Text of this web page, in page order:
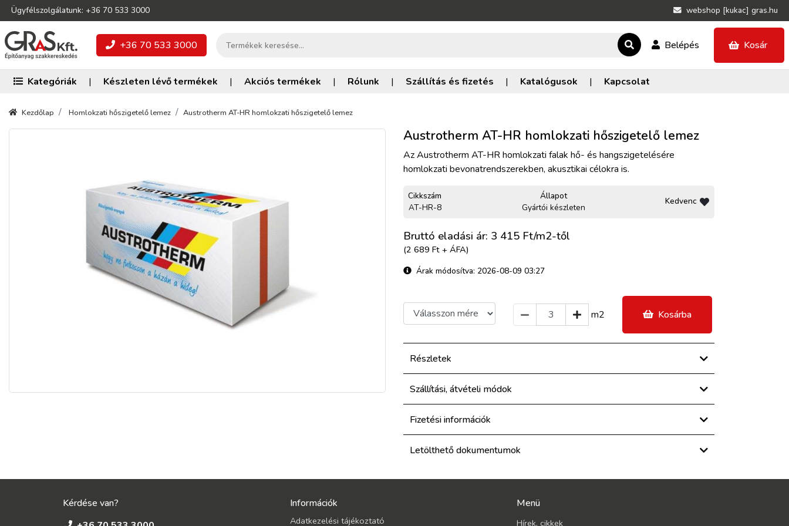
Ügyfélszolgálatunk: +36 70 533 3000 webshop [kukac] gras.hu
+36 70 533 3000 Belépés Kosár
Kategóriák | Készleten lévő termékek | Akciós termékek | Rólunk | Szállítás és fizetés | Katalógusok | Kapcsolat
Kezdőlap Homlokzati hőszigetelő lemez Austrotherm AT-HR homlokzati hőszigetelő lemez
Austrotherm AT-HR homlokzati hőszigetelő lemez
Az Austrotherm AT-HR homlokzati falak hő- és hangszigetelésére
homlokzati bevonatrendszerekben, akusztikai célokra is.
Cikkszám
AT-HR-8
Állapot
Gyártói készleten
Kedvenc
Bruttó eladási ár: 3 415 Ft/m2-től
(2 689 Ft + ÁFA)
Árak módosítva: 2026-08-09 03:27
m2 Kosárba
Részletek
Szállítási, átvételi módok
Fizetési információk
Letölthető dokumentumok
Kérdése van?
Információk
Adatkezelési tájékoztató
Menü
Hírek, cikkek